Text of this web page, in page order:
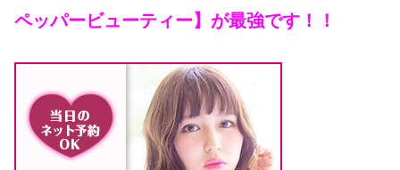
ペッパービューティー】が最強です！！